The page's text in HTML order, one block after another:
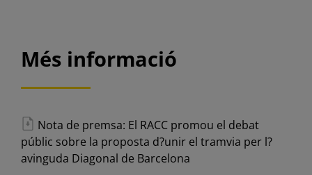
Més informació
Nota de premsa: El RACC promou el debat
públic sobre la proposta d?unir el tramvia per l?
avinguda Diagonal de Barcelona